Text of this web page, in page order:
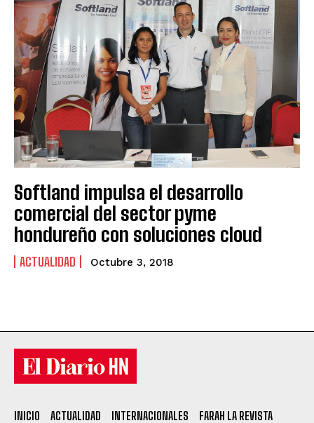
Softland impulsa el desarrollo
comercial del sector pyme
hondureño con soluciones cloud
ACTUALIDAD Octubre 3, 2018
INICIO ACTUALIDAD INTERNACIONALES
FARAH LA REVISTA